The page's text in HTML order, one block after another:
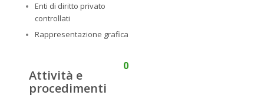
Enti di diritto privato
controllati
Rappresentazione grafica
0
Attività e
procedimenti